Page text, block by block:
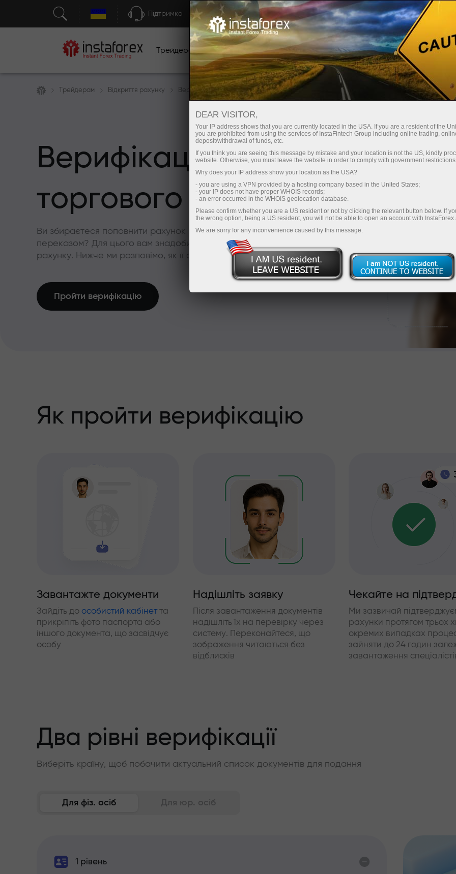
Підтримка Швидке відкриття рахунку Торгова платформа
Трейдерам Початківцям Інвесторам Партнерам
Трейдерам Відкриття рахунку Верифікація рахунку
Верифікація
торгового рахунку
Ви збираєтеся поповнити рахунок карткою або банківським
переказом? Для цього вам знадобиться пройти верифікацію
рахунку. Нижче ми розповімо, як її одержати!
Пройти верифікацію
Як пройти верифікацію
Завантажте документи
Зайдіть до особистий кабінетта
прикріпіть фото паспорта або
іншого документа, що засвідчує
особу
Надішліть заявку
Після завантаження документів
надішліть їх на перевірку через
систему. Переконайтеся, що
зображення читаються без
відблисків
Чекайте на
Ми зазвичай
рахунки протягом трьох
окремих випадках
зайняти до 24 годин
завантаження
Два рівні верифікації
Виберіть країну, щоб побачити актуальний список документів для подання
Для фіз. осіб Для юр. осіб
1 рівень
DEAR VISITOR,
Your IP address shows that you are currently located in the USA. If you are a resident of the
you are prohibited from using the services of InstaFintech Group including online trading,
deposit/withdrawal of funds, etc.
If you think you are seeing this message by mistake and your location is not the US, kindly
website. Otherwise, you must leave the website in order to comply with government
Why does your IP address show your location as the USA?
- you are using a VPN provided by a hosting company based in the United States;
- your IP does not have proper WHOIS records;
- an error occurred in the WHOIS geolocation database.
Please confirm whether you are a US resident or not by clicking the relevant button below. If
the wrong option, being a US resident, you will not be able to open an account with InstaForex
We are sorry for any inconvenience caused by this message.